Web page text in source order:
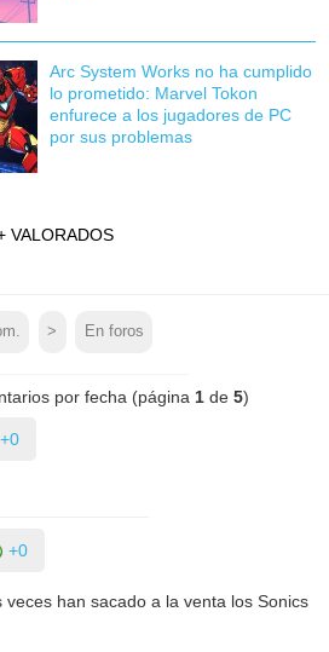
Arc System Works no ha cumplido
lo prometido: Marvel Tokon
enfurece a los jugadores de PC
por sus problemas
VALORADOS
> En foros
por fecha (página 1de 5)
+0
+0
han sacado a la venta los Sonics